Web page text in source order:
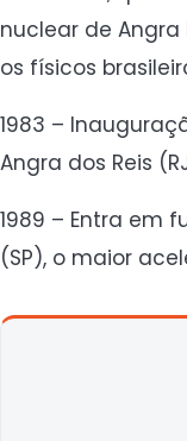
nuclear de
os físicos
1983 –
Angra dos Reis
1989 – Entra em
(SP), o maior